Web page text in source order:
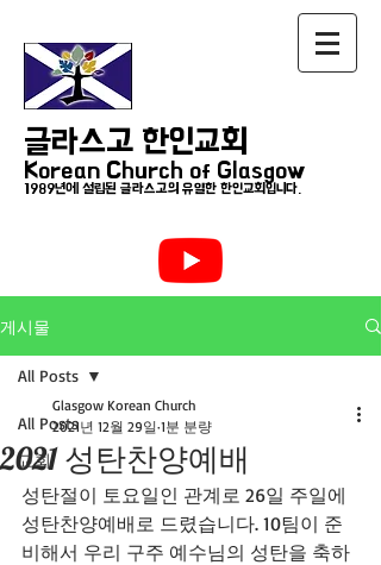
글라스고 한인교회
Korean Church of Glasgow
1989년에 설립된 글라스고의 유일한 한인교회입니다.
게시물
All Posts
교회
All Posts
2021 성탄찬양예배
Glasgow Korean Church
2021년 12월 29일 1분 분량
성탄절이 토요일인 관계로 26일 주일에
성탄찬양예배로 드렸습니다. 10팀이 준
비해서 우리 구주 예수님의 성탄을 축하